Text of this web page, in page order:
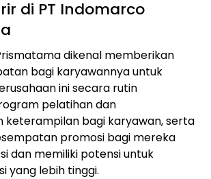
di PT Indomarco
dikenal memberikan
bagi karyawannya untuk
ini secara rutin
pelatihan dan
keterampilan bagi karyawan, serta
promosi bagi mereka
dan memiliki potensi untuk
yang lebih tinggi.